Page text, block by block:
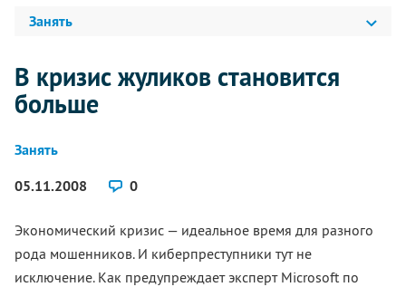
Занять
В кризис жуликов становится
больше
Занять
05.11.2008
0
Экономический кризис — идеальное время для разного
рода мошенников. И киберпреступники тут не
исключение. Как предупреждает эксперт Microsoft по